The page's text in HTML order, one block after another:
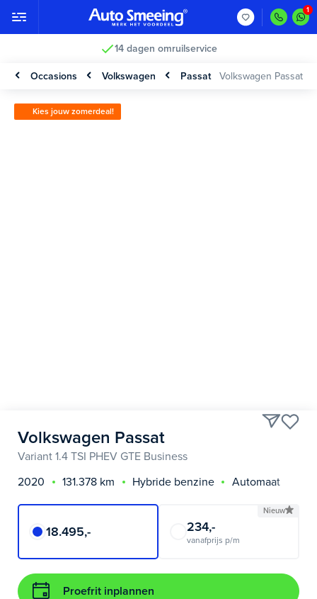
14 dagen omruilservice
Occasions Volkswagen Passat Volkswagen Passat
Kies jouw zomerdeal!
Volkswagen Passat
Variant 1.4 TSI PHEV GTE Business
2020
131.378 km Hybride benzine Automaat
18.495,-
Nieuw
234,-
vanafprijs p/m
Proefrit inplannen